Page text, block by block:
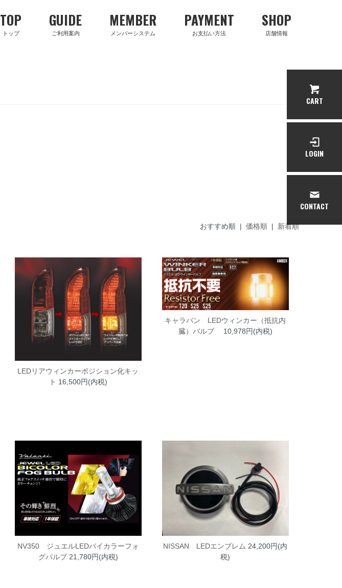
TOP
トップ
GUIDE
ご利用案内
MEMBER
メンバーシステム
PAYMENT
お支払い方法
SHOP
店舗情報
おすすめ順 | 価格順 | 新着順
LEDリアウィンカーポジション化キッ
ト 16,500円(内税)
キャラバン LEDウィンカー（抵抗内
臓）バルブ
10,978円(内税)
NV350 ジュエルLEDバイカラーフォ
グバルブ21,780円(内税)
NISSAN LEDエンブレム 24,200円(内
税)
CART
LOGIN
CONTACT